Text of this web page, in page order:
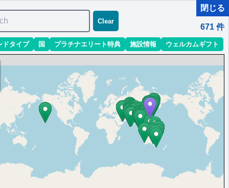
閉じる
Clear
671 件
ドタイプ 国 プラチナエリート特典 施設情報 ウェルカムギフト